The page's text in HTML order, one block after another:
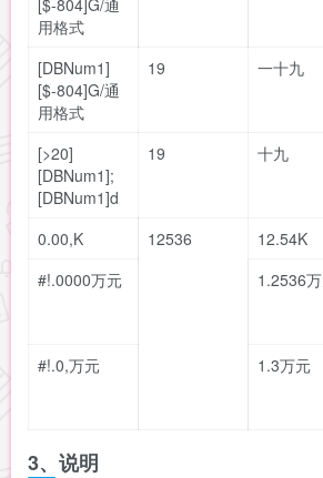
[$-804]G/通
用格式
[DBNum1]
[$-804]G/通
用格式
19 一十九
[>20]
[DBNum1];
[DBNum1]d
19 十九
0.00,K
12536 12.54K
#!.0000万元
1.2536
#!.0,万元
1.3万元
3、说明